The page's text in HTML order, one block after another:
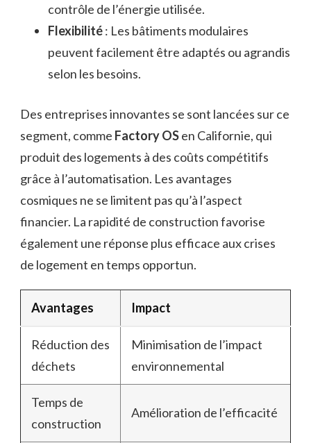
contrôle de l’énergie utilisée.
Flexibilité: Les bâtiments modulaires
peuvent facilement être adaptés ou agrandis
selon les besoins.
Des entreprises innovantes se sont lancées sur ce
segment, comme Factory OSen Californie, qui
produit des logements à des coûts compétitifs
grâce à l’automatisation. Les avantages
cosmiques ne se limitent pas qu’à l’aspect
financier. La rapidité de construction favorise
également une réponse plus efficace aux crises
de logement en temps opportun.
Avantages Impact
Réduction des
déchets
Minimisation de l’impact
environnemental
Temps de
construction
Amélioration de l’efficacité